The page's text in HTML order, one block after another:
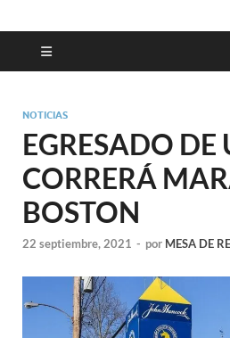
NOTICIAS
EGRESADO DE
CORRERÁ
BOSTON
22 septiembre, 2021 - por MESA DE